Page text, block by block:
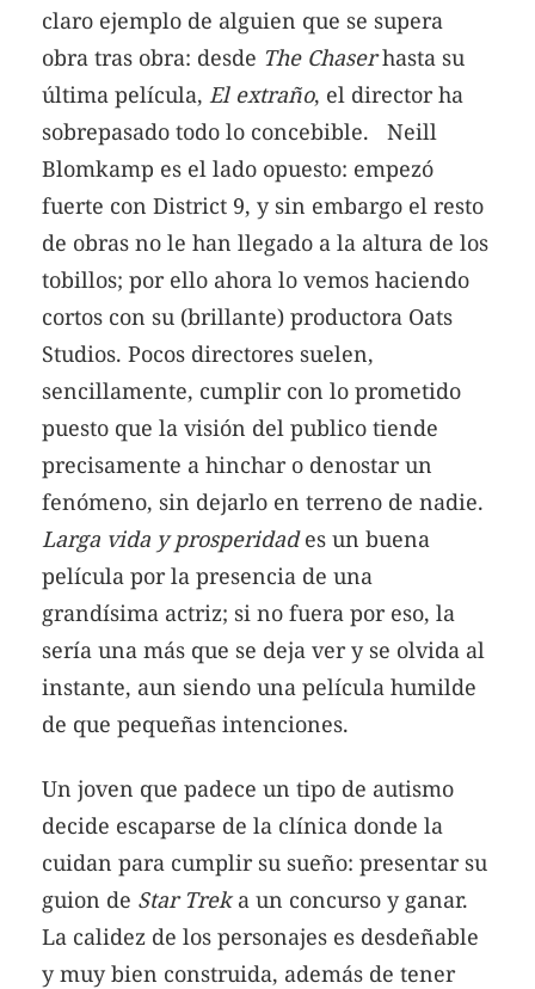
claro ejemplo de alguien que se supera
obra tras obra: desde The Chaserhasta su
última película, El extraño, el director ha
sobrepasado todo lo concebible. Neill
Blomkamp es el lado opuesto: empezó
fuerte con District 9, y sin embargo el resto
de obras no le han llegado a la altura de los
tobillos; por ello ahora lo vemos haciendo
cortos con su (brillante) productora Oats
Studios. Pocos directores suelen,
sencillamente, cumplir con lo prometido
puesto que la visión del publico tiende
precisamente a hinchar o denostar un
fenómeno, sin dejarlo en terreno de nadie.
Larga vida y prosperidades un buena
película por la presencia de una
grandísima actriz; si no fuera por eso, la
sería una más que se deja ver y se olvida al
instante, aun siendo una película humilde
de que pequeñas intenciones.
Un joven que padece un tipo de autismo
decide escaparse de la clínica donde la
cuidan para cumplir su sueño: presentar su
guion de Star Treka un concurso y ganar.
La calidez de los personajes es desdeñable
y muy bien construida, además de tener